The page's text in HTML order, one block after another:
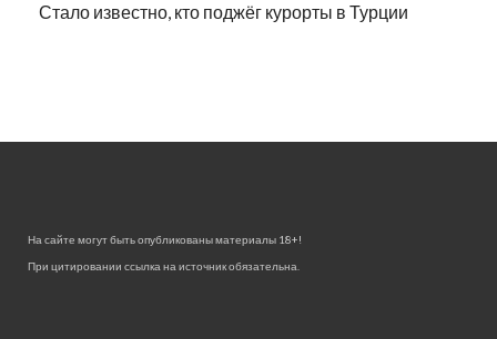
Стало известно, кто поджёг курорты в Турции
На сайте могут быть опубликованы материалы 18+!
При цитировании ссылка на источник обязательна.